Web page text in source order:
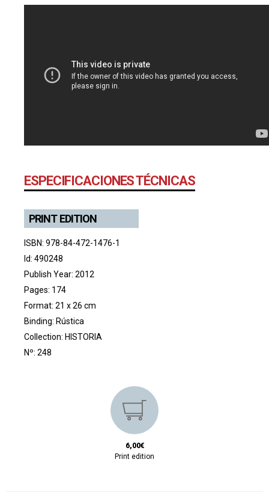
ESPECIFICACIONES TÉCNICAS
PRINT EDITION
ISBN: 978-84-472-1476-1
Id: 490248
Publish Year: 2012
Pages: 174
Format: 21 x 26 cm
Binding: Rústica
Collection: HISTORIA
Nº: 248
6,00€
Print edition